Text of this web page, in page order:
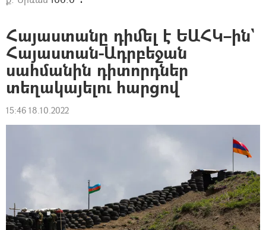
Հայաստանը դիմել է ԵԱՀԿ–ին`
Հայաստան-Ադրբեջան
սահմանին դիտորդներ
տեղակայելու հարցով
15:46 18.10.2022